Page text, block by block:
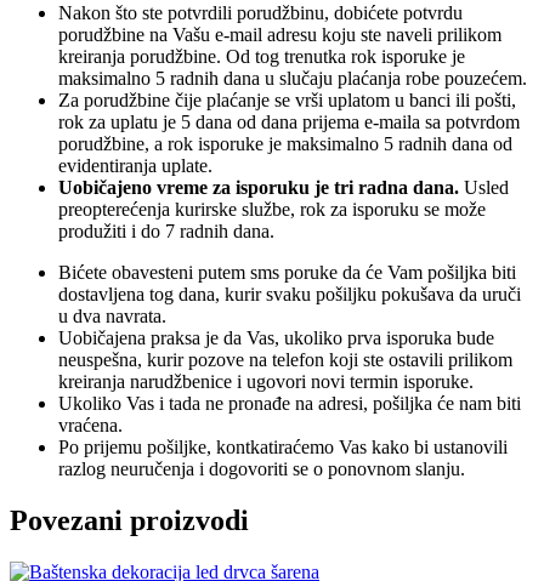
Nakon što ste potvrdili porudžbinu, dobićete potvrdu
porudžbine na Vašu e-mail adresu koju ste naveli prilikom
kreiranja porudžbine. Od tog trenutka rok isporuke je
maksimalno 5 radnih dana u slučaju plaćanja robe pouzećem.
Za porudžbine čije plaćanje se vrši uplatom u banci ili pošti,
rok za uplatu je 5 dana od dana prijema e-maila sa potvrdom
porudžbine, a rok isporuke je maksimalno 5 radnih dana od
evidentiranja uplate.
Uobičajeno vreme za isporuku je tri radna dana. Usled
preopterećenja kurirske službe, rok za isporuku se može
produžiti i do 7 radnih dana.
Bićete obavesteni putem sms poruke da će Vam pošiljka biti
dostavljena tog dana, kurir svaku pošiljku pokušava da uruči
u dva navrata.
Uobičajena praksa je da Vas, ukoliko prva isporuka bude
neuspešna, kurir pozove na telefon koji ste ostavili prilikom
kreiranja narudžbenice i ugovori novi termin isporuke.
Ukoliko Vas i tada ne pronađe na adresi, pošiljka će nam biti
vraćena.
Po prijemu pošiljke, kontkatiraćemo Vas kako bi ustanovili
razlog neuručenja i dogovoriti se o ponovnom slanju.
Povezani proizvodi